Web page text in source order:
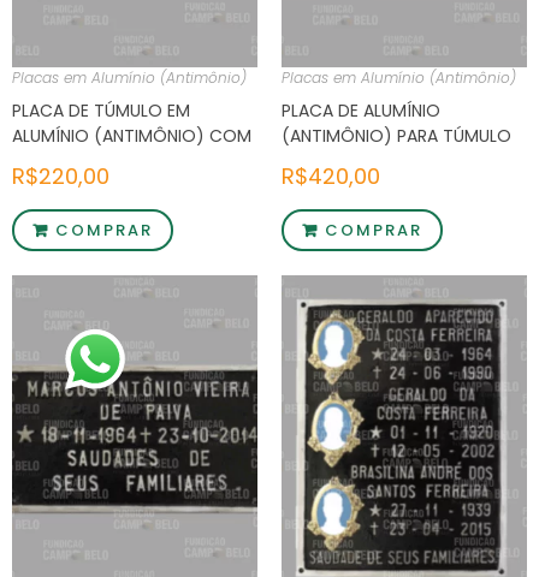
Placas em Alumínio (Antimônio)
PLACA DE TÚMULO EM
ALUMÍNIO (ANTIMÔNIO) COM
NOME DA FAMÍLIA
R$220,00
COMPRAR
Placas em Alumínio (Antimônio)
PLACA DE ALUMÍNIO
(ANTIMÔNIO) PARA TÚMULO
COM FOTO 2 NOMES E
MENSAGEM
R$420,00
COMPRAR